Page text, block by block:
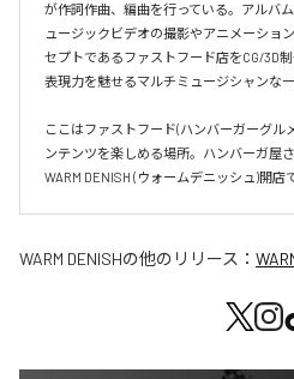
が作詞作曲、編曲を行っている。アルバ
ュージックビデオの撮影やアニメーショ
セプトであるファストフード店をCG/3D
表現力を魅せるマルチミュージシャンな一
ここはファストフード(ハンバーガーグル
ンテンツを楽しめる場所。ハンバーガ屋
WARM DENISH (ウォームデニッシュ)開店
WARM DENISHの他のリリース：